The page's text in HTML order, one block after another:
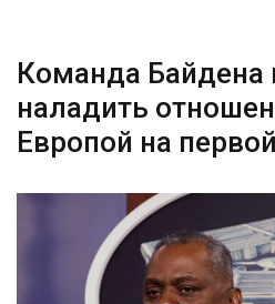
Команда Байдена
наладить
Европой на